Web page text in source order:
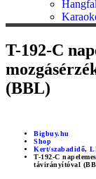
T-192-C
(BBL)
Bigbuy.hu
Shop
Kert/szabadidő,
T-192-C
távirányítóval